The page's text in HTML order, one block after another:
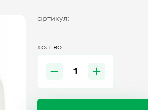
артикул:
кол-во